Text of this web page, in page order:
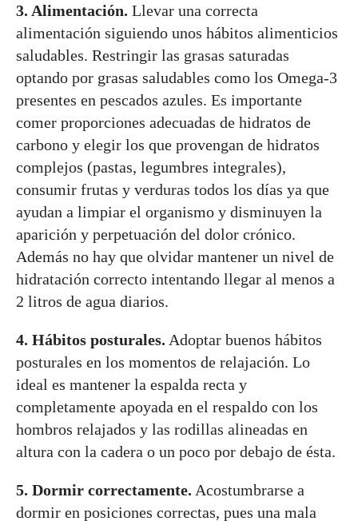
3. Alimentación. Llevar una correcta
alimentación siguiendo unos hábitos alimenticios
saludables. Restringir las grasas saturadas
optando por grasas saludables como los Omega-3
presentes en pescados azules. Es importante
comer proporciones adecuadas de hidratos de
carbono y elegir los que provengan de hidratos
complejos (pastas, legumbres integrales),
consumir frutas y verduras todos los días ya que
ayudan a limpiar el organismo y disminuyen la
aparición y perpetuación del dolor crónico.
Además no hay que olvidar mantener un nivel de
hidratación correcto intentando llegar al menos a
2 litros de agua diarios.
4. Hábitos posturales. Adoptar buenos hábitos
posturales en los momentos de relajación. Lo
ideal es mantener la espalda recta y
completamente apoyada en el respaldo con los
hombros relajados y las rodillas alineadas en
altura con la cadera o un poco por debajo de ésta.
5. Dormir correctamente. Acostumbrarse a
dormir en posiciones correctas, pues una mala